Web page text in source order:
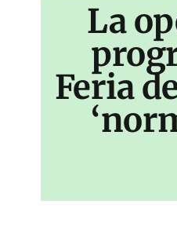
La
Feria